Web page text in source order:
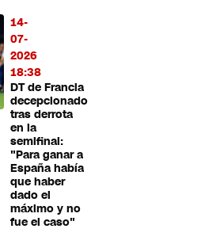
14-
07-
2026
18:38
DT de Francia
decepcionado
tras derrota
en la
semifinal:
"Para ganar a
España había
que haber
dado el
máximo y no
fue el caso"